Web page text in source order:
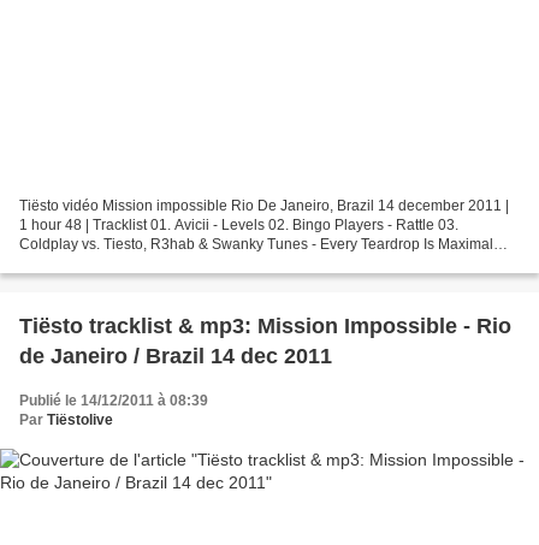
Tiësto vidéo Mission impossible Rio De Janeiro, Brazil 14 december 2011 |
1 hour 48 | Tracklist 01. Avicii - Levels 02. Bingo Players - Rattle 03.
Coldplay vs. Tiesto, R3hab & Swanky Tunes - Every Teardrop Is Maximal
Tiësto tracklist & mp3: Mission Impossible - Rio
de Janeiro / Brazil 14 dec 2011
Publié le 14/12/2011 à 08:39
Par Tiëstolive